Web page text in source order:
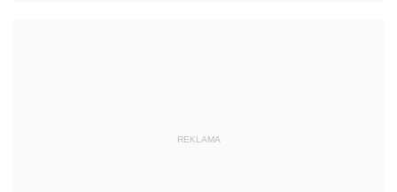
REKLAMA